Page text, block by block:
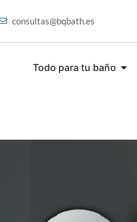
consultas@bqbath.es
Todo para tu baño